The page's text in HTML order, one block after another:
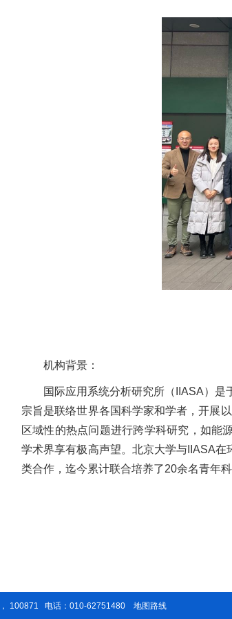
机构背景：
国际应用系统分析研究所（IIASA）
宗旨是联络世界各国科学家和学者，开展
区域性的热点问题进行跨学科研究，如能
学术界享有极高声望。北京大学与IIASA
类合作，迄今累计联合培养了20余名青年科
， 100871 电话：010-62751480 地图路线